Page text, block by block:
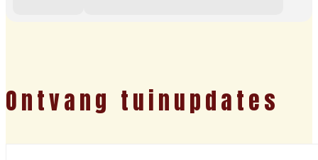
Ontvang tuinupdates